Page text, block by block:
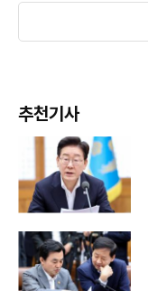
추천기사